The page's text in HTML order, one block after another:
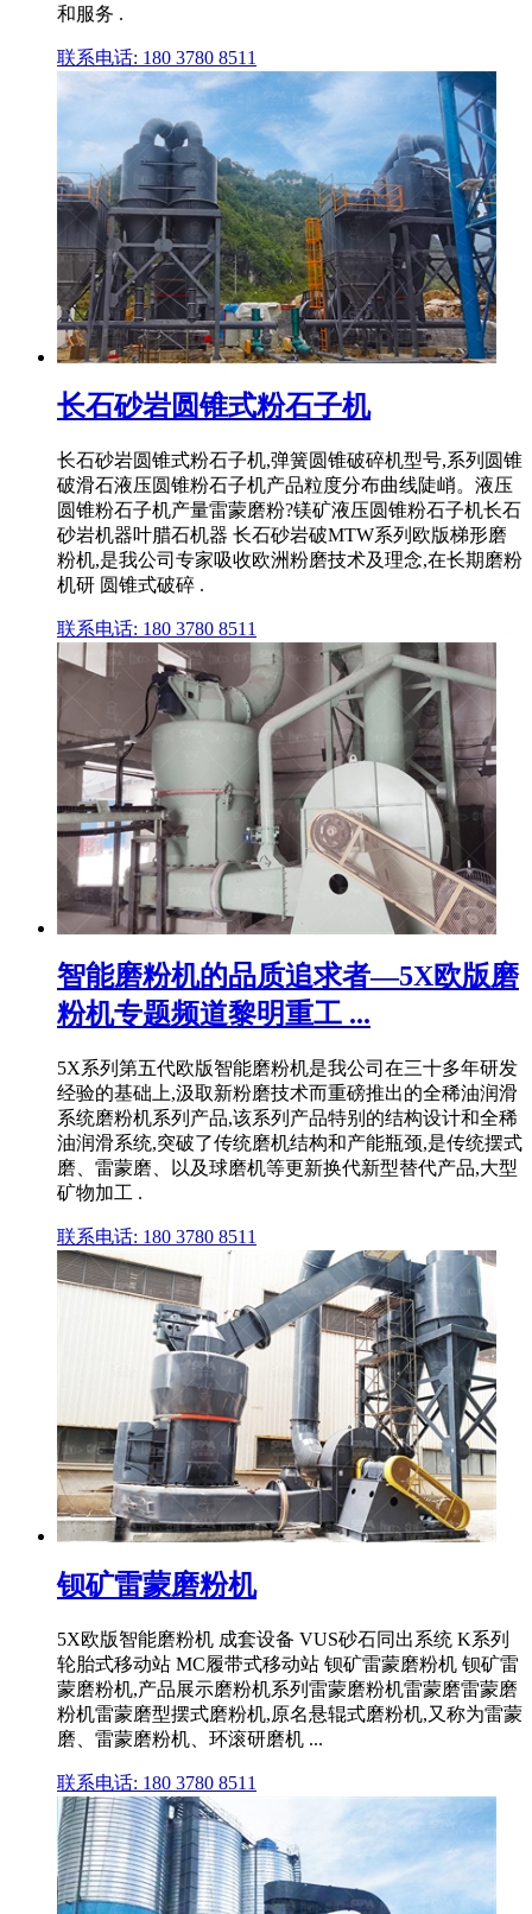
和服务 .
联系电话: 180 3780 8511
长石砂岩圆锥式粉石子机
长石砂岩圆锥式粉石子机,弹簧圆锥破碎机型号,系列圆锥
破滑石液压圆锥粉石子机产品粒度分布曲线陡峭。液压
圆锥粉石子机产量雷蒙磨粉?镁矿液压圆锥粉石子机长石
砂岩机器叶腊石机器 长石砂岩破MTW系列欧版梯形磨
粉机,是我公司专家吸收欧洲粉磨技术及理念,在长期磨粉
机研 圆锥式破碎 .
联系电话: 180 3780 8511
智能磨粉机的品质追求者—5X欧版磨
粉机专题频道黎明重工 ...
5X系列第五代欧版智能磨粉机是我公司在三十多年研发
经验的基础上,汲取新粉磨技术而重磅推出的全稀油润滑
系统磨粉机系列产品,该系列产品特别的结构设计和全稀
油润滑系统,突破了传统磨机结构和产能瓶颈,是传统摆式
磨、雷蒙磨、以及球磨机等更新换代新型替代产品,大型
矿物加工 .
联系电话: 180 3780 8511
钡矿雷蒙磨粉机
5X欧版智能磨粉机 成套设备 VUS砂石同出系统 K系列
轮胎式移动站 MC履带式移动站 钡矿雷蒙磨粉机 钡矿雷
蒙磨粉机,产品展示磨粉机系列雷蒙磨粉机雷蒙磨雷蒙磨
粉机雷蒙磨型摆式磨粉机,原名悬辊式磨粉机,又称为雷蒙
磨、雷蒙磨粉机、环滚研磨机 ...
联系电话: 180 3780 8511